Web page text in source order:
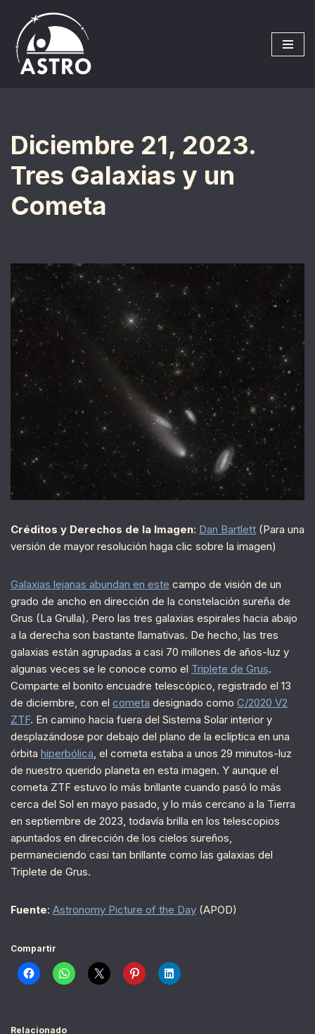
Saltar
al
contenido
Diciembre 21, 2023.
Tres Galaxias y un
Cometa
Créditos y Derechos de la Imagen: Dan Bartlett (Para una
versión de mayor resolución haga clic sobre la imagen)
Galaxias lejanas abundan en este campo de visión de un
grado de ancho en dirección de la constelación sureña de
Grus (La Grulla). Pero las tres galaxias espirales hacia abajo
a la derecha son bastante llamativas. De hecho, las tres
galaxias están agrupadas a casi 70 millones de años-luz y
algunas veces se le conoce como el Triplete de Grus.
Comparte el bonito encuadre telescópico, registrado el 13
de diciembre, con el cometa designado como C/2020 V2
ZTF. En camino hacia fuera del Sistema Solar interior y
desplazándose por debajo del plano de la eclíptica en una
órbita hiperbólica, el cometa estaba a unos 29 minutos-luz
de nuestro querido planeta en esta imagen. Y aunque el
cometa ZTF estuvo lo más brillante cuando pasó lo más
cerca del Sol en mayo pasado, y lo más cercano a la Tierra
en septiembre de 2023, todavía brilla en los telescopios
apuntados en dirección de los cielos sureños,
permaneciendo casi tan brillante como las galaxias del
Triplete de Grus.
Fuente: Astronomy Picture of the Day (APOD)
Compartir
Relacionado